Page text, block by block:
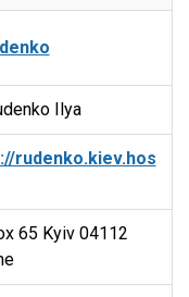
Ilya
rudenko.kiev.hos
65 Kyiv 04112